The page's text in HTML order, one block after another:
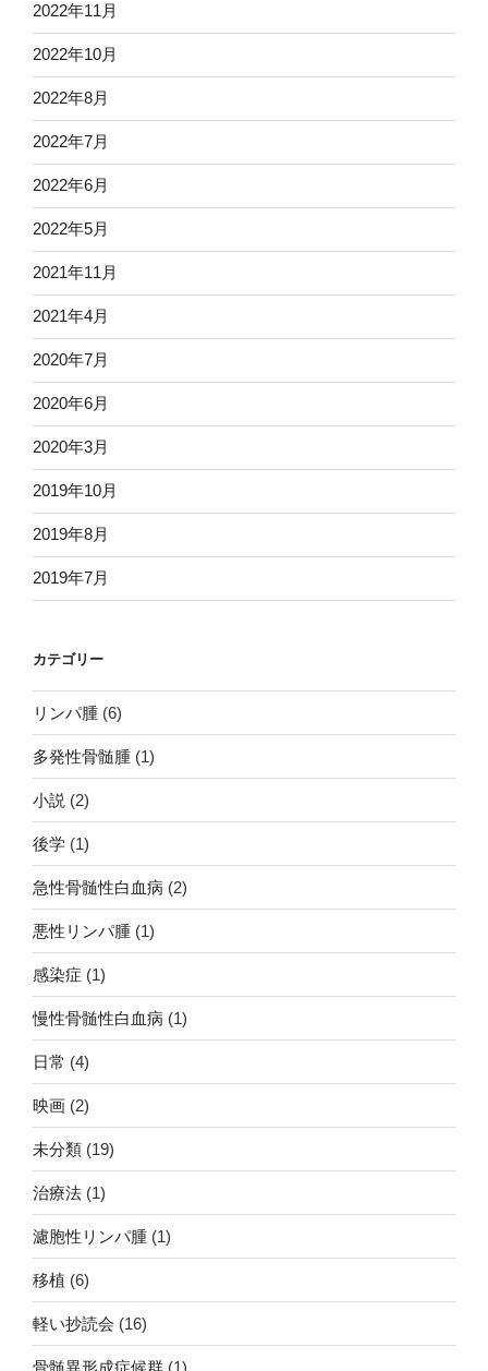
2022年11月
2022年10月
2022年8月
2022年7月
2022年6月
2022年5月
2021年11月
2021年4月
2020年7月
2020年6月
2020年3月
2019年10月
2019年8月
2019年7月
カテゴリー
リンパ腫 (6)
多発性骨髄腫 (1)
小説 (2)
後学 (1)
急性骨髄性白血病 (2)
悪性リンパ腫 (1)
感染症 (1)
慢性骨髄性白血病 (1)
日常 (4)
映画 (2)
未分類 (19)
治療法 (1)
濾胞性リンパ腫 (1)
移植 (6)
軽い抄読会 (16)
骨髄異形成症候群 (1)